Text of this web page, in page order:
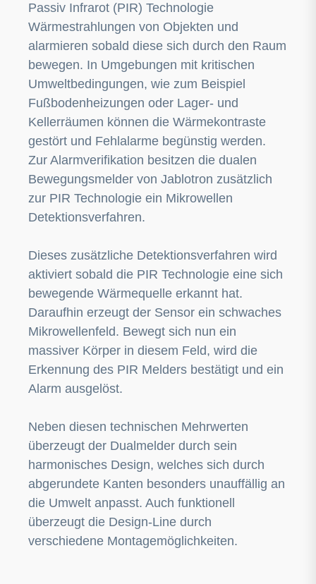
Passiv Infrarot (PIR) Technologie
Wärmestrahlungen von Objekten und
alarmieren sobald diese sich durch den Raum
bewegen. In Umgebungen mit kritischen
Umweltbedingungen, wie zum Beispiel
Fußbodenheizungen oder Lager- und
Kellerräumen können die Wärmekontraste
gestört und Fehlalarme begünstig werden.
Zur Alarmverifikation besitzen die dualen
Bewegungsmelder von Jablotron zusätzlich
zur PIR Technologie ein Mikrowellen
Detektionsverfahren.
Dieses zusätzliche Detektionsverfahren wird
aktiviert sobald die PIR Technologie eine sich
bewegende Wärmequelle erkannt hat.
Daraufhin erzeugt der Sensor ein schwaches
Mikrowellenfeld. Bewegt sich nun ein
massiver Körper in diesem Feld, wird die
Erkennung des PIR Melders bestätigt und ein
Alarm ausgelöst.
Neben diesen technischen Mehrwerten
überzeugt der Dualmelder durch sein
harmonisches Design, welches sich durch
abgerundete Kanten besonders unauffällig an
die Umwelt anpasst. Auch funktionell
überzeugt die Design-Line durch
verschiedene Montagemöglichkeiten.